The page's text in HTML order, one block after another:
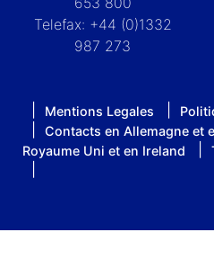
Telefax: +44 (0)1332
987 273
Mentions Legales
Contacts en Allemagne et
Royaume Uni et en Ireland